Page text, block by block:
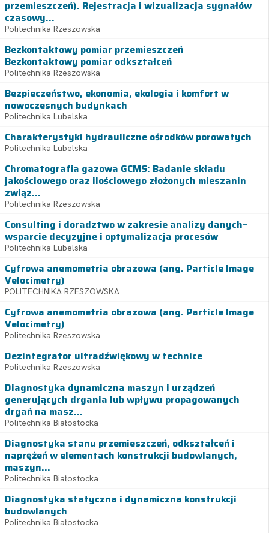
przemieszczeń). Rejestracja i wizualizacja sygnałów
czasowy...
Politechnika Rzeszowska
Bezkontaktowy pomiar przemieszczeń
Bezkontaktowy pomiar odkształceń
Politechnika Rzeszowska
Bezpieczeństwo, ekonomia, ekologia i komfort w
nowoczesnych budynkach
Politechnika Lubelska
Charakterystyki hydrauliczne ośrodków porowatych
Politechnika Lubelska
Chromatografia gazowa GCMS: Badanie składu
jakościowego oraz ilościowego złożonych mieszanin
związ...
Politechnika Rzeszowska
Consulting i doradztwo w zakresie analizy danych–
wsparcie decyzyjne i optymalizacja procesów
Politechnika Lubelska
Cyfrowa anemometria obrazowa (ang. Particle Image
Velocimetry)
POLITECHNIKA RZESZOWSKA
Cyfrowa anemometria obrazowa (ang. Particle Image
Velocimetry)
Politechnika Rzeszowska
Dezintegrator ultradźwiękowy w technice
Politechnika Rzeszowska
Diagnostyka dynamiczna maszyn i urządzeń
generujących drgania lub wpływu propagowanych
drgań na masz...
Politechnika Białostocka
Diagnostyka stanu przemieszczeń, odkształceń i
naprężeń w elementach konstrukcji budowlanych,
maszyn...
Politechnika Białostocka
Diagnostyka statyczna i dynamiczna konstrukcji
budowlanych
Politechnika Białostocka